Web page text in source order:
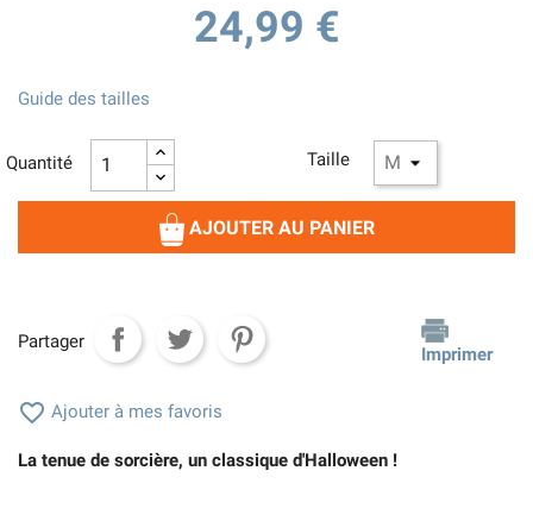
24,99 €
Taille
Guide des tailles
Quantité
AJOUTER AU PANIER
Partager
Imprimer
 Ajouter à mes favoris
La tenue de sorcière, un classique d'Halloween !